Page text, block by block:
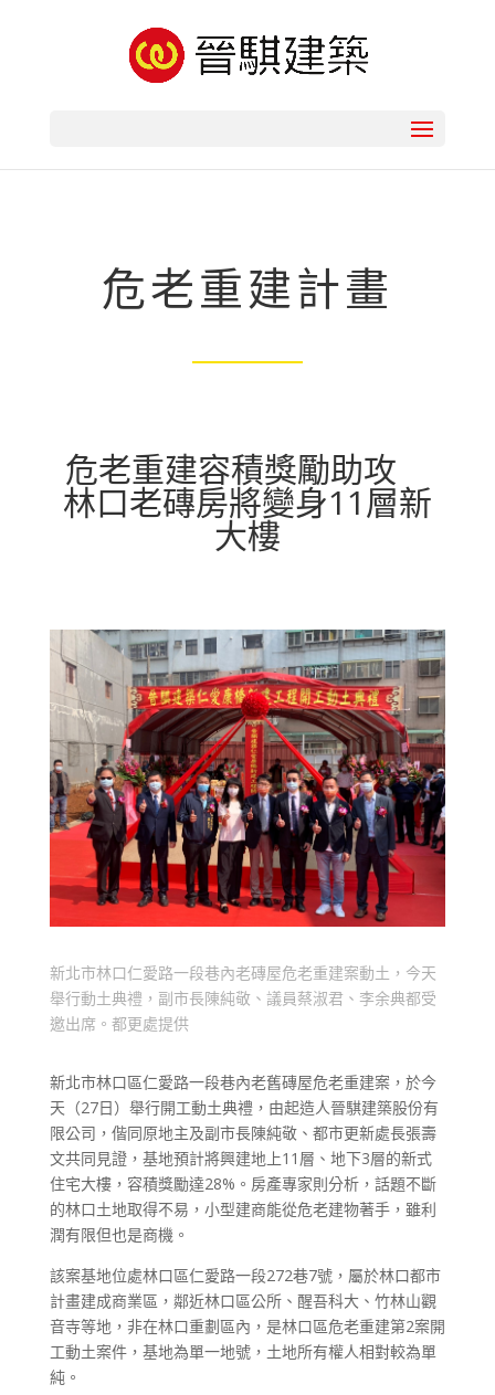
危老重建計畫
危老重建容積獎勵助攻
林口老磚房將變身11層新
大樓
新北市林口仁愛路一段巷內老磚屋危老重建案動土，今天
舉行動土典禮，副市長陳純敬、議員蔡淑君、李余典都受
邀出席。都更處提供
新北市林口區仁愛路一段巷內老舊磚屋危老重建案，於今
天（27日）舉行開工動土典禮，由起造人晉騏建築股份有
限公司，偕同原地主及副市長陳純敬、都市更新處長張壽
文共同見證，基地預計將興建地上11 層、地下3層的新式
住宅大樓，容積獎勵達28% 。房產專家則分析，話題不斷
的林口土地取得不易，小型建商能從危老建物著手，雖利
潤有限但也是商機。
該案基地位處林口區仁愛路一段272巷7號，屬於林口都市
計畫建成商業區，鄰近林口區公所、醒吾科大、竹林山觀
音寺等地，非在林口重劃區內，是林口區危老重建第2案開
工動土案件，基地為單一地號，土地所有權人相對較為單
純。